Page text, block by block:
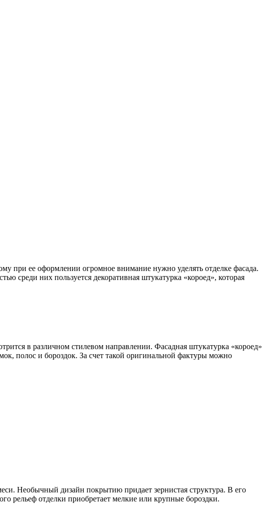
при ее оформлении огромное внимание нужно уделять отделке фасада.
среди них пользуется декоративная штукатурка «короед», которая
в различном стилевом направлении. Фасадная штукатурка «короед»
полос и бороздок. За счет такой оригинальной фактуры можно
Необычный дизайн покрытию придает зернистая структура. В его
рельеф отделки приобретает мелкие или крупные бороздки.